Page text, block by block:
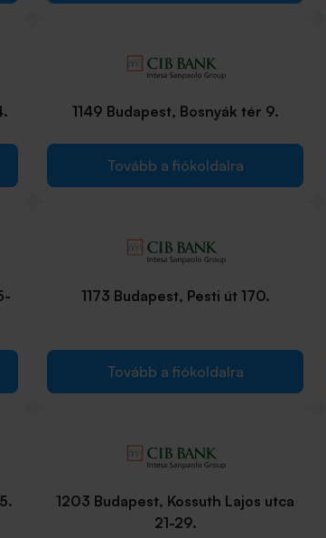
1149 Budapest, Bosnyák tér 9.
Tovább a fiókoldalra
1173 Budapest, Pesti út 170.
Tovább a fiókoldalra
1203 Budapest, Kossuth Lajos utca
21-29.